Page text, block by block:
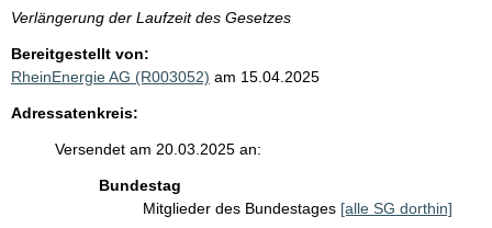
Verlängerung der Laufzeit des Gesetzes
Bereitgestellt von:
RheinEnergie AG (R003052) am 15.04.2025
Adressatenkreis:
Versendet am 20.03.2025 an:
Bundestag
Mitglieder des Bundestages [alle SG dorthin]